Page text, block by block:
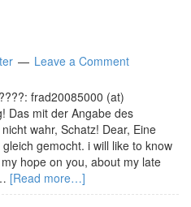
Leave a Comment
frad20085000 (at)
Das mit der Angabe des
wahr, Schatz! Dear, Eine
gemocht. i will like to know
hope on you, about my late
[Read more…]